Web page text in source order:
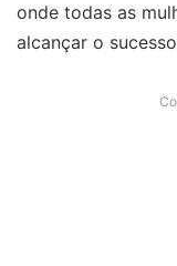
onde todas as
alcançar o